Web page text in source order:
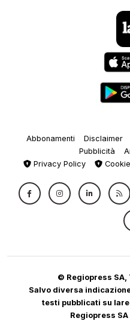
Abbonamenti Disclaimer
Pubblicità
Privacy Policy
© Regiopress
Salvo diversa
testi pubblicati su
Regiopress